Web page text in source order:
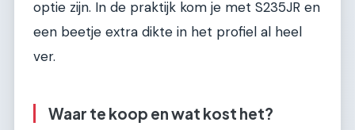
optie zijn. In de praktijk kom je met S235JR en
een beetje extra dikte in het profiel al heel
ver.
Waar te koop en wat kost het?